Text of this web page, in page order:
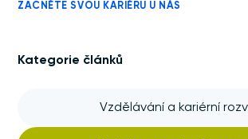
ZAČNĚTE SVOU KARIÉRU U NÁS
Kategorie článků
Vzdělávání a kariérní